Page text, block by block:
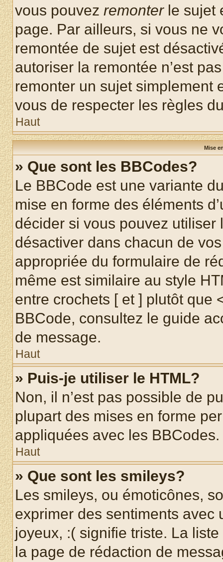
vous pouvez remonterle sujet
page. Par ailleurs, si vous ne
remontée de sujet est
autoriser la remontée n’est
remonter un sujet simplement
vous de respecter les règles
Haut
Mise
» Que sont les BBCodes?
Le BBCode est une variante
mise en forme des éléments
décider si vous pouvez
désactiver dans chacun de
appropriée du formulaire de
même est similaire au style
entre crochets [ et ] plutôt que
BBCode, consultez le guide
de message.
Haut
» Puis-je utiliser le HTML?
Non, il n’est pas possible de
plupart des mises en forme
appliquées avec les BBCodes.
Haut
» Que sont les smileys?
Les smileys, ou émoticônes,
exprimer des sentiments avec
joyeux, :( signifie triste. La
la page de rédaction de